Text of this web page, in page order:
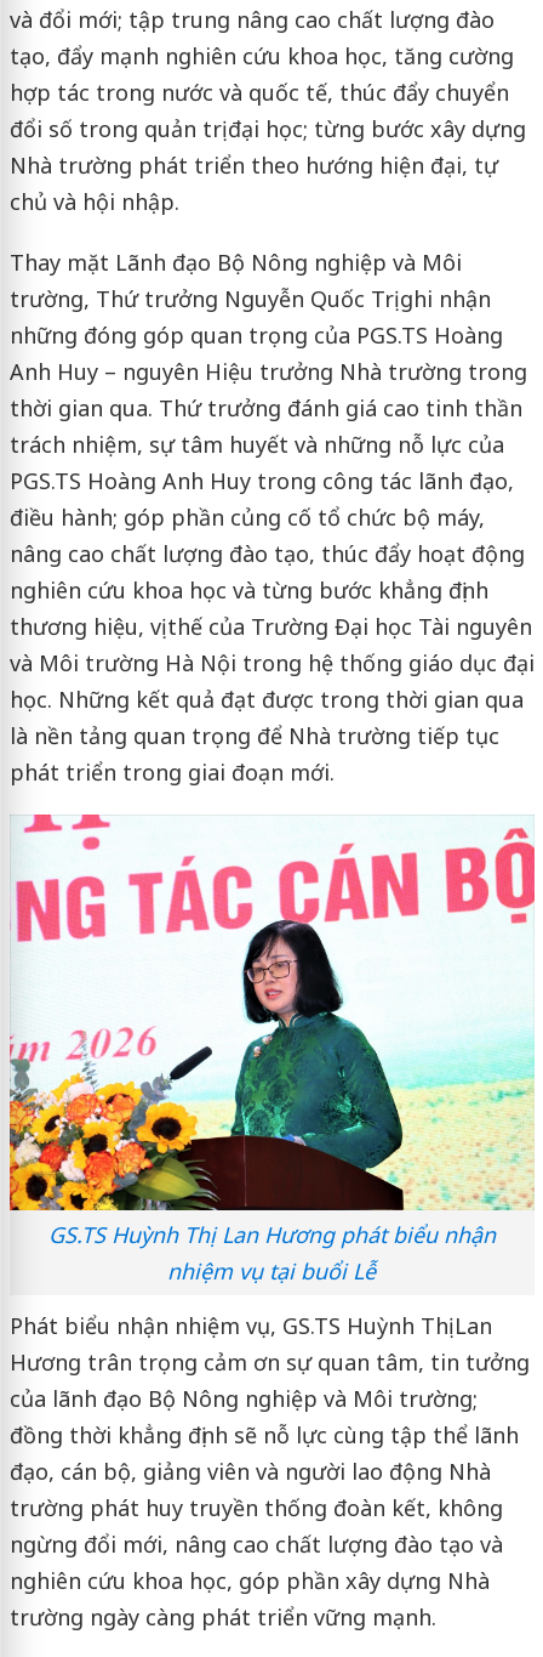
và đổi mới; tập trung nâng cao chất lượng đào
tạo, đẩy mạnh nghiên cứu khoa học, tăng cường
hợp tác trong nước và quốc tế, thúc đẩy chuyển
đổi số trong quản trị đại học; từng bước xây dựng
Nhà trường phát triển theo hướng hiện đại, tự
chủ và hội nhập.
Thay mặt Lãnh đạo Bộ Nông nghiệp và Môi
trường, Thứ trưởng Nguyễn Quốc Trị ghi nhận
những đóng góp quan trọng của PGS.TS Hoàng
Anh Huy – nguyên Hiệu trưởng Nhà trường trong
thời gian qua. Thứ trưởng đánh giá cao tinh thần
trách nhiệm, sự tâm huyết và những nỗ lực của
PGS.TS Hoàng Anh Huy trong công tác lãnh đạo,
điều hành; góp phần củng cố tổ chức bộ máy,
nâng cao chất lượng đào tạo, thúc đẩy hoạt động
nghiên cứu khoa học và từng bước khẳng định
thương hiệu, vị thế của Trường Đại học Tài nguyên
và Môi trường Hà Nội trong hệ thống giáo dục đại
học. Những kết quả đạt được trong thời gian qua
là nền tảng quan trọng để Nhà trường tiếp tục
phát triển trong giai đoạn mới.
GS.TS Huỳnh Thị Lan Hương phát biểu nhận
nhiệm vụ tại buổi Lễ
Phát biểu nhận nhiệm vụ, GS.TS Huỳnh Thị Lan
Hương trân trọng cảm ơn sự quan tâm, tin tưởng
của lãnh đạo Bộ Nông nghiệp và Môi trường;
đồng thời khẳng định sẽ nỗ lực cùng tập thể lãnh
đạo, cán bộ, giảng viên và người lao động Nhà
trường phát huy truyền thống đoàn kết, không
ngừng đổi mới, nâng cao chất lượng đào tạo và
nghiên cứu khoa học, góp phần xây dựng Nhà
trường ngày càng phát triển vững mạnh.